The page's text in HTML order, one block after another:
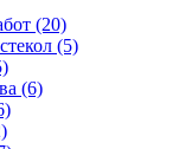
(20)
(5)
(6)